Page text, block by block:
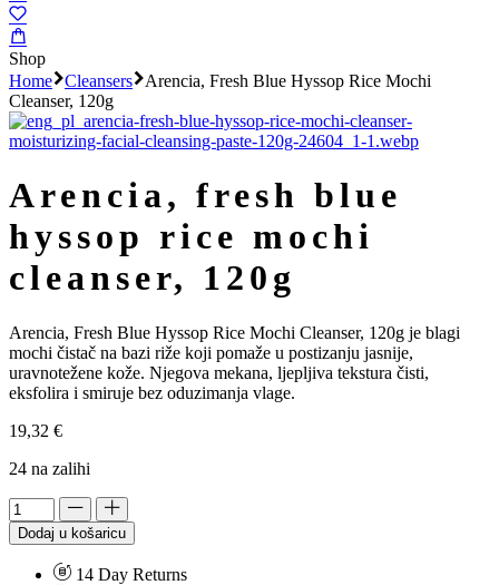
Shop
Home
Cleansers
Arencia, Fresh Blue Hyssop Rice Mochi
Cleanser, 120g
arencia, fresh blue
hyssop rice mochi
cleanser, 120g
Arencia, Fresh Blue Hyssop Rice Mochi Cleanser, 120g je blagi
mochi čistač na bazi riže koji pomaže u postizanju jasnije,
uravnotežene kože. Njegova mekana, ljepljiva tekstura čisti,
eksfolira i smiruje bez oduzimanja vlage.
19,32 €
24 na zalihi
Dodaj u košaricu
14 Day Returns